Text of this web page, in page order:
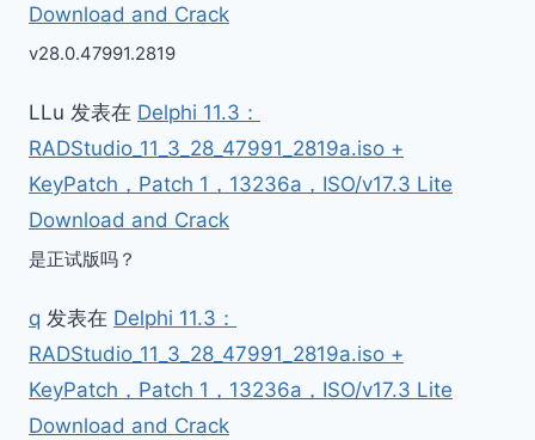
Download and Crack
v28.0.47991.2819
LLu 发表在 Delphi 11.3：
RADStudio_11_3_28_47991_2819a.iso +
KeyPatch，Patch 1，13236a，ISO/v17.3 Lite
Download and Crack
是正试版吗？
q 发表在 Delphi 11.3：
RADStudio_11_3_28_47991_2819a.iso +
KeyPatch，Patch 1，13236a，ISO/v17.3 Lite
Download and Crack